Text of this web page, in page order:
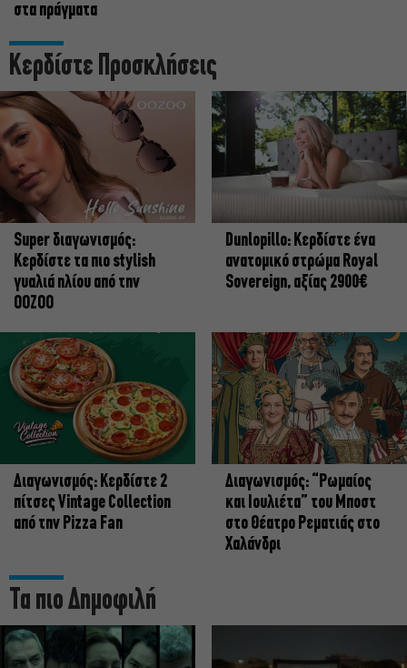
στα πράγματα
Κερδίστε Προσκλήσεις
Super διαγωνισμός:
Κερδίστε τα πιο stylish
γυαλιά ηλίου από την
OOZOO
Dunlopillo: Κερδίστε ένα
ανατομικό στρώμα Royal
Sovereign, αξίας 2900€
Διαγωνισμός: Κερδίστε 2
πίτσες Vintage Collection
από την Pizza Fan
Διαγωνισμός: “Ρωμαίος
και Ιουλιέτα” του Μποστ
στο Θέατρο Ρεματιάς στο
Χαλάνδρι
Τα πιο Δημοφιλή